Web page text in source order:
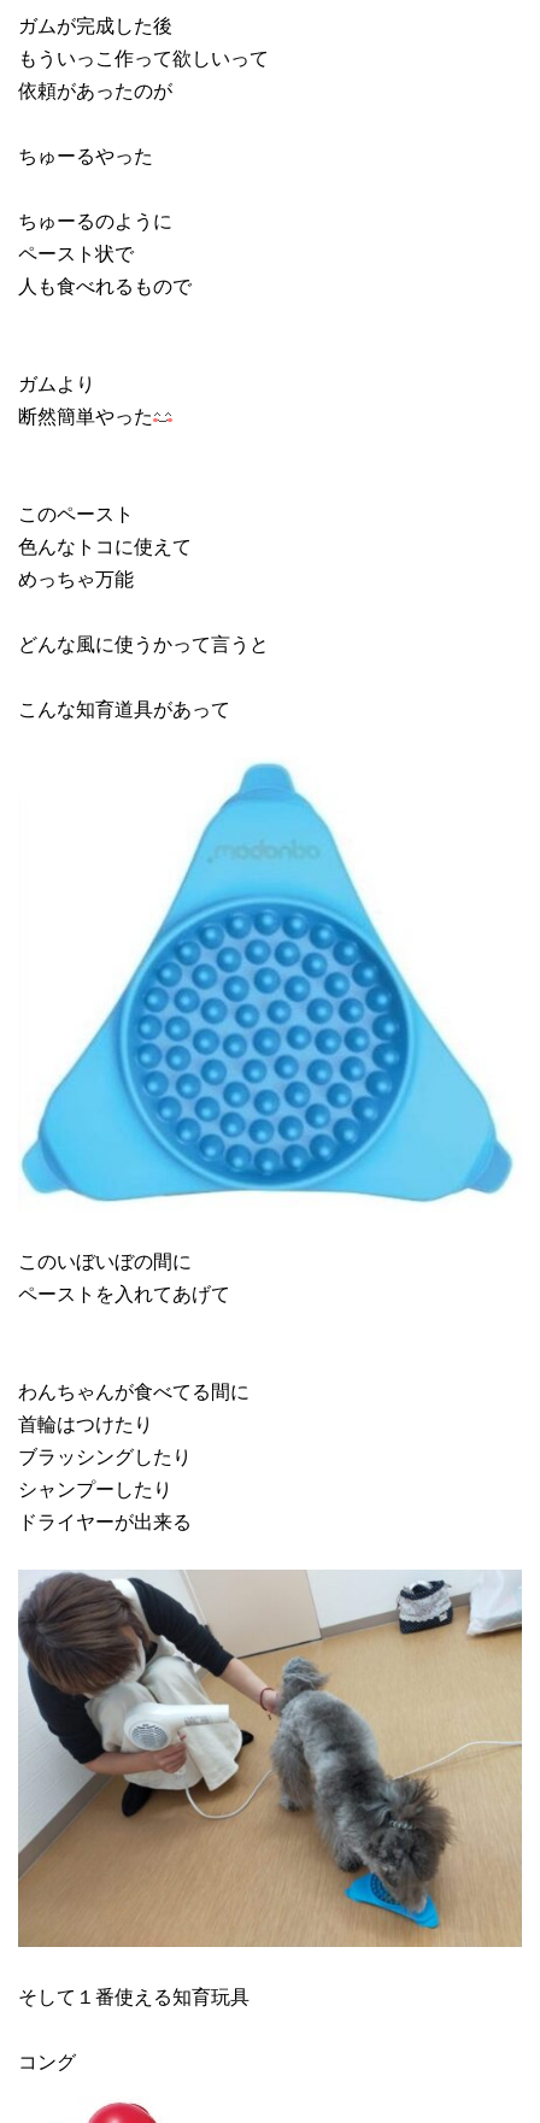
ガムが完成した後
もういっこ作って欲しいって
依頼があったのが
ちゅーるやった
ちゅーるのように
ペースト状で
人も食べれるもので
ガムより
断然簡単やった
このペースト
色んなトコに使えて
めっちゃ万能
どんな風に使うかって言うと
こんな知育道具があって
このいぼいぼの間に
ペーストを入れてあげて
わんちゃんが食べてる間に
首輪はつけたり
ブラッシングしたり
シャンプーしたり
ドライヤーが出来る
そして１番使える知育玩具
コング